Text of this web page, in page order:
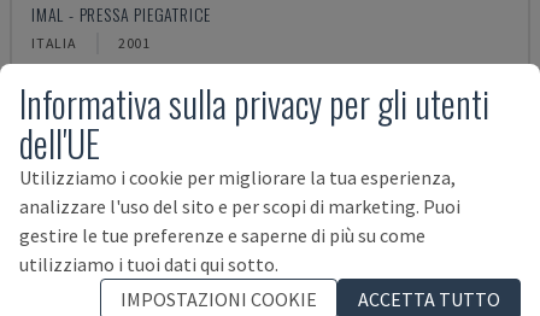
IMAL - PRESSA PIEGATRICE
ITALIA 2001
14.000 €
Informativa sulla privacy per gli utenti
dell'UE
Utilizziamo i cookie per migliorare la tua esperienza,
analizzare l'uso del sito e per scopi di marketing. Puoi
gestire le tue preferenze e saperne di più su come
utilizziamo i tuoi dati qui sotto.
IMPOSTAZIONI COOKIE
ACCETTA TUTTO